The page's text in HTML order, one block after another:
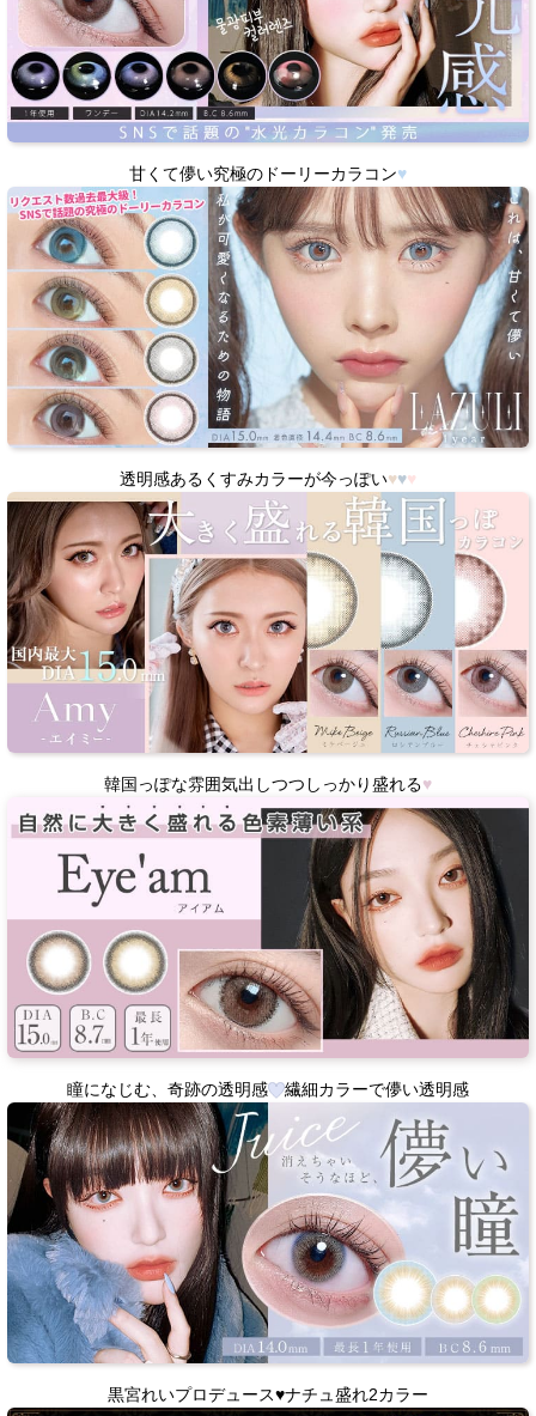
甘くて儚い究極のドーリーカラコン♥
透明感あるくすみカラーが今っぽい♥♥♥
韓国っぽな雰囲気出しつつしっかり盛れる♥
瞳になじむ、奇跡の透明感 繊細カラーで儚い透明感
黒宮れいプロデュース♥ナチュ盛れ2カラー